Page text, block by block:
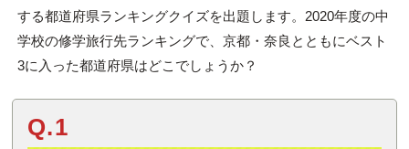
する都道府県ランキングクイズを出題します。2020年度の中
学校の修学旅行先ランキングで、京都・奈良とともにベスト
3に入った都道府県はどこでしょうか？
Q.1